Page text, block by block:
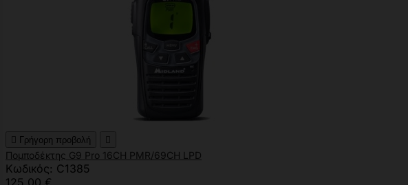
 Γρήγορη προβολή 
Πομποδέκτης G9 Pro 16CH PMR/69CH LPD
Κωδικός: C1385
125,00 €